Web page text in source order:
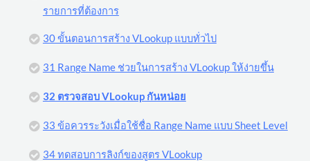
รายการที่ต้องการ
30 ขั้นตอนการสร้าง VLookup แบบทั่วไป
31 Range Name ช่วยในการสร้าง VLookup ให้ง่ายขึ้น
32 ตรวจสอบ VLookup กันหน่อย
33 ข้อควรระวังเมื่อใช้ชื่อ Range Name แบบ Sheet Level
34 ทดสอบการลิงก์ของสูตร VLookup